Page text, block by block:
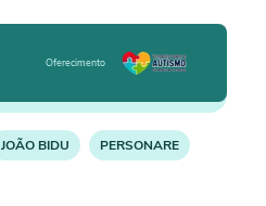
Oferecimento
JOÃO BIDU PERSONARE